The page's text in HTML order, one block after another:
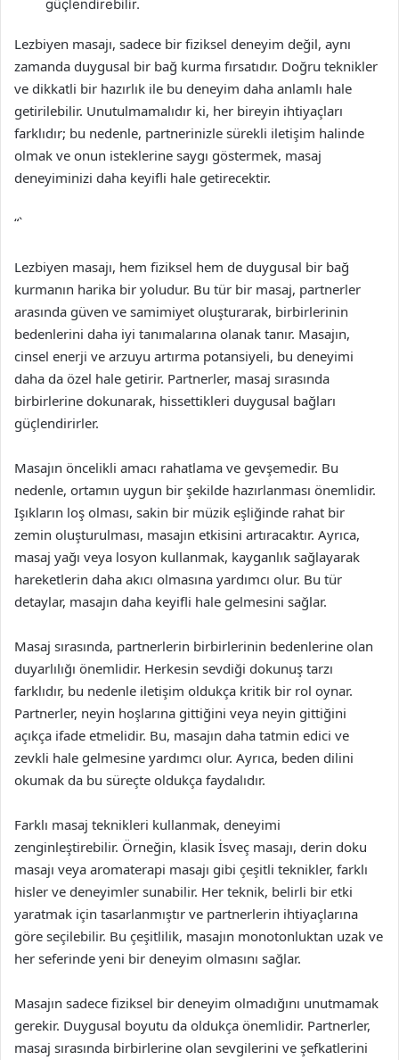
güçlendirebilir.
Lezbiyen masajı, sadece bir fiziksel deneyim değil, aynı
zamanda duygusal bir bağ kurma fırsatıdır. Doğru teknikler
ve dikkatli bir hazırlık ile bu deneyim daha anlamlı hale
getirilebilir. Unutulmamalıdır ki, her bireyin ihtiyaçları
farklıdır; bu nedenle, partnerinizle sürekli iletişim halinde
olmak ve onun isteklerine saygı göstermek, masaj
deneyiminizi daha keyifli hale getirecektir.
“`
Lezbiyen masajı, hem fiziksel hem de duygusal bir bağ
kurmanın harika bir yoludur. Bu tür bir masaj, partnerler
arasında güven ve samimiyet oluşturarak, birbirlerinin
bedenlerini daha iyi tanımalarına olanak tanır. Masajın,
cinsel enerji ve arzuyu artırma potansiyeli, bu deneyimi
daha da özel hale getirir. Partnerler, masaj sırasında
birbirlerine dokunarak, hissettikleri duygusal bağları
güçlendirirler.
Masajın öncelikli amacı rahatlama ve gevşemedir. Bu
nedenle, ortamın uygun bir şekilde hazırlanması önemlidir.
Işıkların loş olması, sakin bir müzik eşliğinde rahat bir
zemin oluşturulması, masajın etkisini artıracaktır. Ayrıca,
masaj yağı veya losyon kullanmak, kayganlık sağlayarak
hareketlerin daha akıcı olmasına yardımcı olur. Bu tür
detaylar, masajın daha keyifli hale gelmesini sağlar.
Masaj sırasında, partnerlerin birbirlerinin bedenlerine olan
duyarlılığı önemlidir. Herkesin sevdiği dokunuş tarzı
farklıdır, bu nedenle iletişim oldukça kritik bir rol oynar.
Partnerler, neyin hoşlarına gittiğini veya neyin gittiğini
açıkça ifade etmelidir. Bu, masajın daha tatmin edici ve
zevkli hale gelmesine yardımcı olur. Ayrıca, beden dilini
okumak da bu süreçte oldukça faydalıdır.
Farklı masaj teknikleri kullanmak, deneyimi
zenginleştirebilir. Örneğin, klasik İsveç masajı, derin doku
masajı veya aromaterapi masajı gibi çeşitli teknikler, farklı
hisler ve deneyimler sunabilir. Her teknik, belirli bir etki
yaratmak için tasarlanmıştır ve partnerlerin ihtiyaçlarına
göre seçilebilir. Bu çeşitlilik, masajın monotonluktan uzak ve
her seferinde yeni bir deneyim olmasını sağlar.
Masajın sadece fiziksel bir deneyim olmadığını unutmamak
gerekir. Duygusal boyutu da oldukça önemlidir. Partnerler,
masaj sırasında birbirlerine olan sevgilerini ve şefkatlerini